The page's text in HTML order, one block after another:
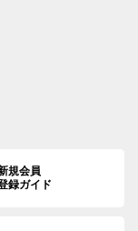
規会員
録ガイド